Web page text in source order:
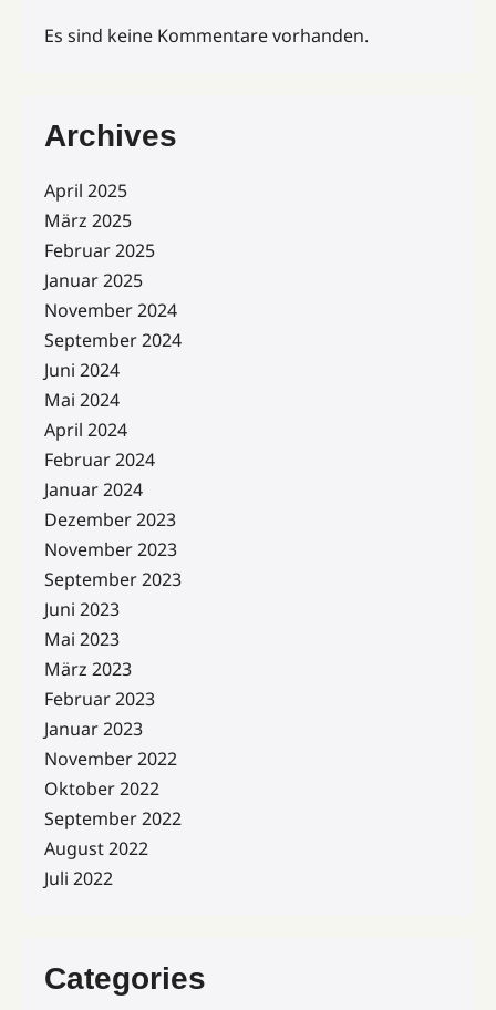
Es sind keine Kommentare vorhanden.
Archives
April 2025
März 2025
Februar 2025
Januar 2025
November 2024
September 2024
Juni 2024
Mai 2024
April 2024
Februar 2024
Januar 2024
Dezember 2023
November 2023
September 2023
Juni 2023
Mai 2023
März 2023
Februar 2023
Januar 2023
November 2022
Oktober 2022
September 2022
August 2022
Juli 2022
Categories